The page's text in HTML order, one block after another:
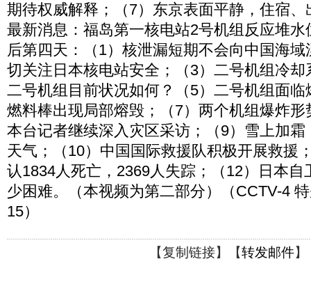
期待权威解释；（7）东京表面平静，住宿
最新消息：福岛第一核电站2号机组反应堆
后第四天：（1）核泄漏短期不会向中国海
切关注日本核电站安全；（3）二号机组冷
二号机组目前状况如何？（5）二号机组面
燃料棒出现局部熔毁；（7）两个机组爆炸
本台记者继续深入灾区采访；（9）雪上加
天气；（10）中国国际救援队积极开展救援
认1834人死亡，2369人失踪；（12）日本自
少困难。（本视频为第二部分）（CCTV-4
15）
【复制链接】【转发邮件】